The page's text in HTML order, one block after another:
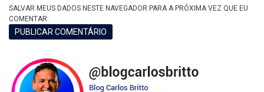
SALVAR MEUS DADOS NESTE NAVEGADOR PARA A PRÓXIMA VEZ QUE EU
COMENTAR.